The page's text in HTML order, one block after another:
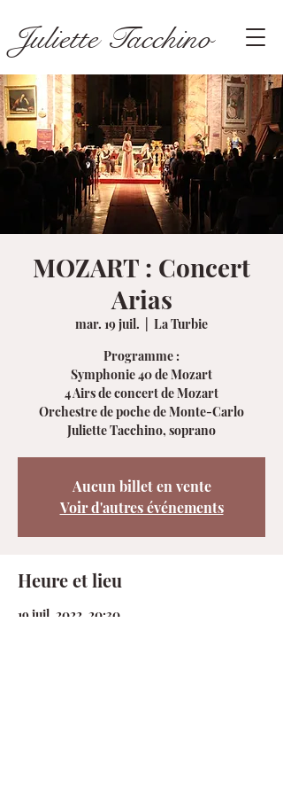
Juliette Tacchino
MOZART : Concert
Arias
mar. 19 juil.
La Turbie
Programme :
Symphonie 40 de Mozart
4 Airs de concert de Mozart
Orchestre de poche de Monte-Carlo
Juliette Tacchino, soprano
Aucun billet en vente
Voir d'autres événements
Heure et lieu
19 juil. 2022, 20:30